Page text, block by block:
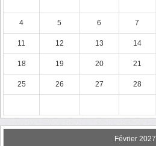
4 5 6 7
11 12 13 14
18 19 20 21
25 26 27 28
Février 2027